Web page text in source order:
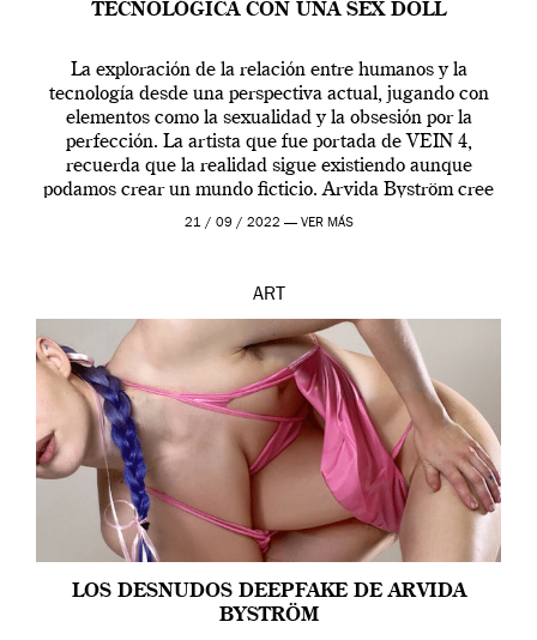
TECNOLÓGICA CON UNA SEX DOLL
La exploración de la relación entre humanos y la
tecnología desde una perspectiva actual, jugando con
elementos como la sexualidad y la obsesión por la
perfección. La artista que fue portada de VEIN 4,
recuerda que la realidad sigue existiendo aunque
podamos crear un mundo ficticio. Arvida Byström cree
que los humanos tienen un complejo […]
21 / 09 / 2022 — VER MÁS
ART
LOS DESNUDOS DEEPFAKE DE ARVIDA
BYSTRÖM